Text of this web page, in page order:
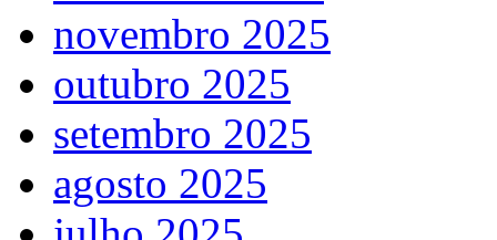
novembro 2025
outubro 2025
setembro 2025
agosto 2025